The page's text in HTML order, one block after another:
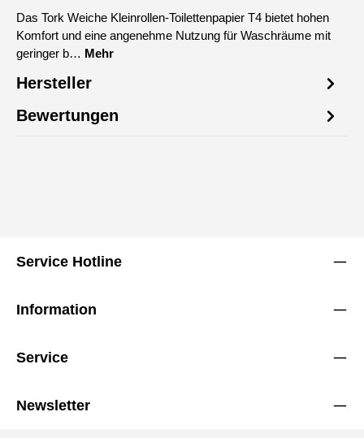
Das Tork Weiche Kleinrollen-Toilettenpapier T4 bietet hohen
Komfort und eine angenehme Nutzung für Waschräume mit
geringer b… Mehr
Hersteller
Bewertungen
Service Hotline
Information
Service
Newsletter